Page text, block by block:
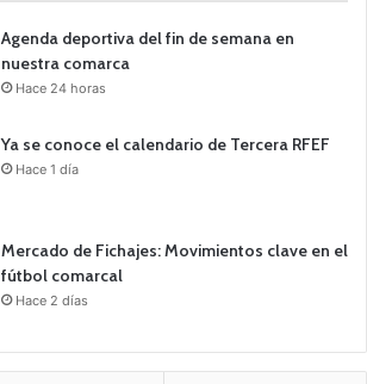
Agenda deportiva del fin de semana en
nuestra comarca
Hace 24 horas
Ya se conoce el calendario de Tercera RFEF
Hace 1 día
Mercado de Fichajes: Movimientos clave en el
fútbol comarcal
Hace 2 días